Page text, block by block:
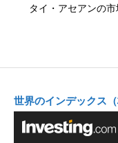
タイ・アセアンの
世界のインデックス（